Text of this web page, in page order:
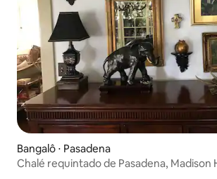
Bangalô ⋅ Pasadena
Chalé requintado de Pasadena, Madison